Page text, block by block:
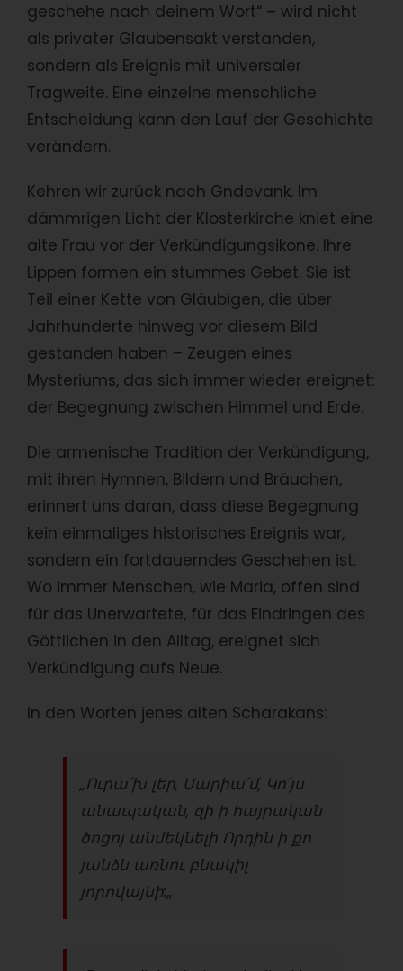
geschehe nach deinem Wort“ – wird nicht
als privater Glaubensakt verstanden,
sondern als Ereignis mit universaler
Tragweite. Eine einzelne menschliche
Entscheidung kann den Lauf der Geschichte
verändern.
Kehren wir zurück nach Gndevank. Im
dämmrigen Licht der Klosterkirche kniet eine
alte Frau vor der Verkündigungsikone. Ihre
Lippen formen ein stummes Gebet. Sie ist
Teil einer Kette von Gläubigen, die über
Jahrhunderte hinweg vor diesem Bild
gestanden haben – Zeugen eines
Mysteriums, das sich immer wieder ereignet:
der Begegnung zwischen Himmel und Erde.
Die armenische Tradition der Verkündigung,
mit ihren Hymnen, Bildern und Bräuchen,
erinnert uns daran, dass diese Begegnung
kein einmaliges historisches Ereignis war,
sondern ein fortdauerndes Geschehen ist.
Wo immer Menschen, wie Maria, offen sind
für das Unerwartete, für das Eindringen des
Göttlichen in den Alltag, ereignet sich
Verkündigung aufs Neue.
In den Worten jenes alten Scharakans:
„Ուրա՛խ լեր, Մարիա՛մ, Կո՛յս
անապական, զի ի հայրական
ծոցոյ անմեկնելի Որդին ի քո
յանձն առնու բնակիլ
յորովայնի:„